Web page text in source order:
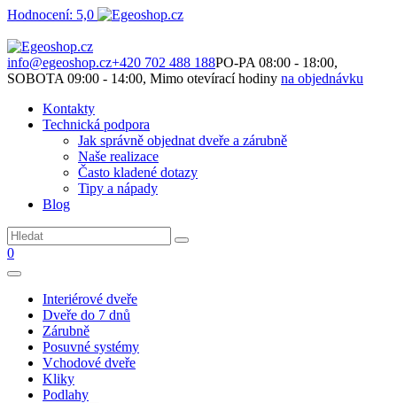
Hodnocení: 5,0
info@egeoshop.cz+420 702 488 188PO-PA 08:00 - 18:00,
SOBOTA 09:00 - 14:00, Mimo otevírací hodiny na objednávku
Kontakty
Technická podpora
Jak správně objednat dveře a zárubně
Naše realizace
Často kladené dotazy
Tipy a nápady
Blog
0
Interiérové dveře
Dveře do 7 dnů
Zárubně
Posuvné systémy
Vchodové dveře
Kliky
Podlahy